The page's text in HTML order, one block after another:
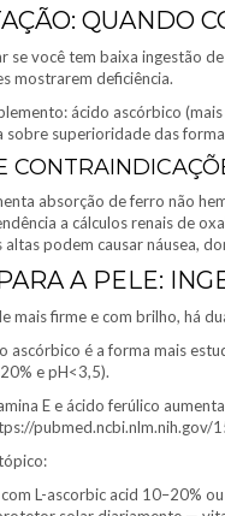
QUANDO
se você tem baixa ingestão
mostrarem deficiência.
ácido ascórbico
sobre superioridade das
absorção de ferro não
a cálculos renais de
altas podem causar náusea,
A PELE:
mais firme e com brilho, há
ascórbico é a forma mais
e pH<3,5).
E e ácido ferúlico
pubmed.ncbi.nlm.nih.gov/
L-ascorbic acid 10–20%